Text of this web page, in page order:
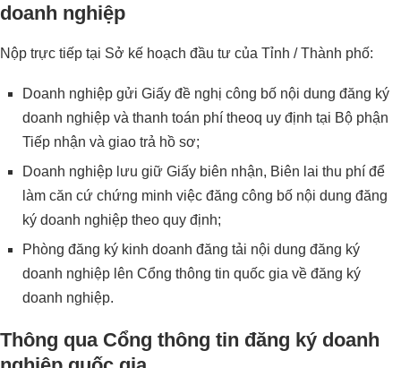
doanh nghiệp
Nộp trực tiếp tại Sở kế hoạch đầu tư của Tỉnh / Thành phố:
Doanh nghiệp gửi Giấy đề nghị công bố nội dung đăng ký
doanh nghiệp và thanh toán phí theoq uy định tại Bộ phận
Tiếp nhận và giao trả hồ sơ;
Doanh nghiệp lưu giữ Giấy biên nhận, Biên lai thu phí để
làm căn cứ chứng minh việc đăng công bố nội dung đăng
ký doanh nghiệp theo quy định;
Phòng đăng ký kinh doanh đăng tải nội dung đăng ký
doanh nghiệp lên Cổng thông tin quốc gia về đăng ký
doanh nghiệp.
Thông qua Cổng thông tin đăng ký doanh